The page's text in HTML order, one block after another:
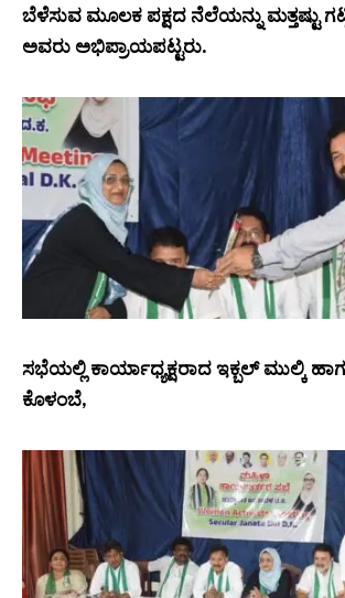
ಬೆಳೆಸುವ ಮೂಲಕ ಪಕ್ಷದ ನೆಲೆಯನ್ನು ಮತ್ತಷ್ಟು
ಅವರು ಅಭಿಪ್ರಾಯಪಟ್ಟರು.
ಸಭೆಯಲ್ಲಿ ಕಾರ್ಯಾಧ್ಯಕ್ಷರಾದ ಇಕ್ಬಲ್ ಮುಲ್ಕಿ
ಕೊಳಂಬೆ,